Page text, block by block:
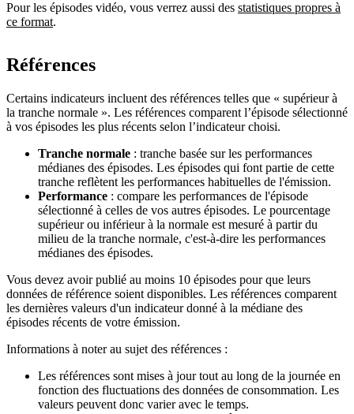
Pour les épisodes vidéo, vous verrez aussi des statistiques propres à
ce format.
Références
Certains indicateurs incluent des références telles que « supérieur à
la tranche normale ». Les références comparent l’épisode sélectionné
à vos épisodes les plus récents selon l’indicateur choisi.
Tranche normale : tranche basée sur les performances
médianes des épisodes. Les épisodes qui font partie de cette
tranche reflètent les performances habituelles de l'émission.
Performance : compare les performances de l'épisode
sélectionné à celles de vos autres épisodes. Le pourcentage
supérieur ou inférieur à la normale est mesuré à partir du
milieu de la tranche normale, c'est-à-dire les performances
médianes des épisodes.
Vous devez avoir publié au moins 10 épisodes pour que leurs
données de référence soient disponibles. Les références comparent
les dernières valeurs d'un indicateur donné à la médiane des
épisodes récents de votre émission.
Informations à noter au sujet des références :
Les références sont mises à jour tout au long de la journée en
fonction des fluctuations des données de consommation. Les
valeurs peuvent donc varier avec le temps.